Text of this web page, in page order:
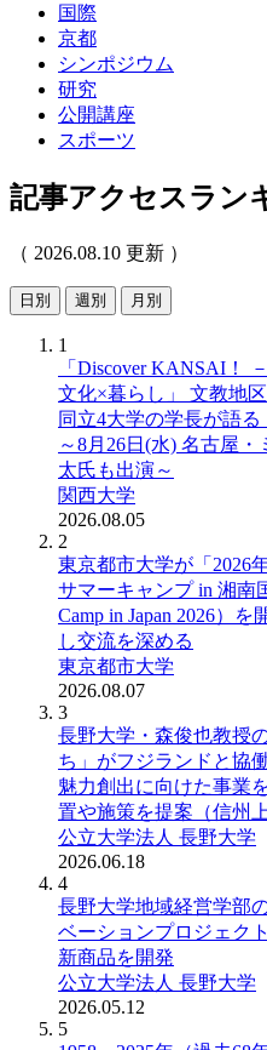
国際
京都
シンポジウム
研究
公開講座
スポーツ
記事アクセスラン
（ 2026.08.10 更新 ）
日別 週別 月別
1
「Discover KANSAI！
文化×暮らし」 文教地
同立4大学の学長が語る
～8月26日(水) 名古屋
太氏も出演～
関西大学
2026.08.05
2
東京都市大学が「2026
サマーキャンプ in 湘南
Camp in Japan 2026）
し交流を深める
東京都市大学
2026.08.07
3
長野大学・森俊也教授
ち」がフジランドと協
魅力創出に向けた事業
置や施策を提案（信州
公立大学法人 長野大学
2026.06.18
4
長野大学地域経営学部
ベーションプロジェク
新商品を開発
公立大学法人 長野大学
2026.05.12
5